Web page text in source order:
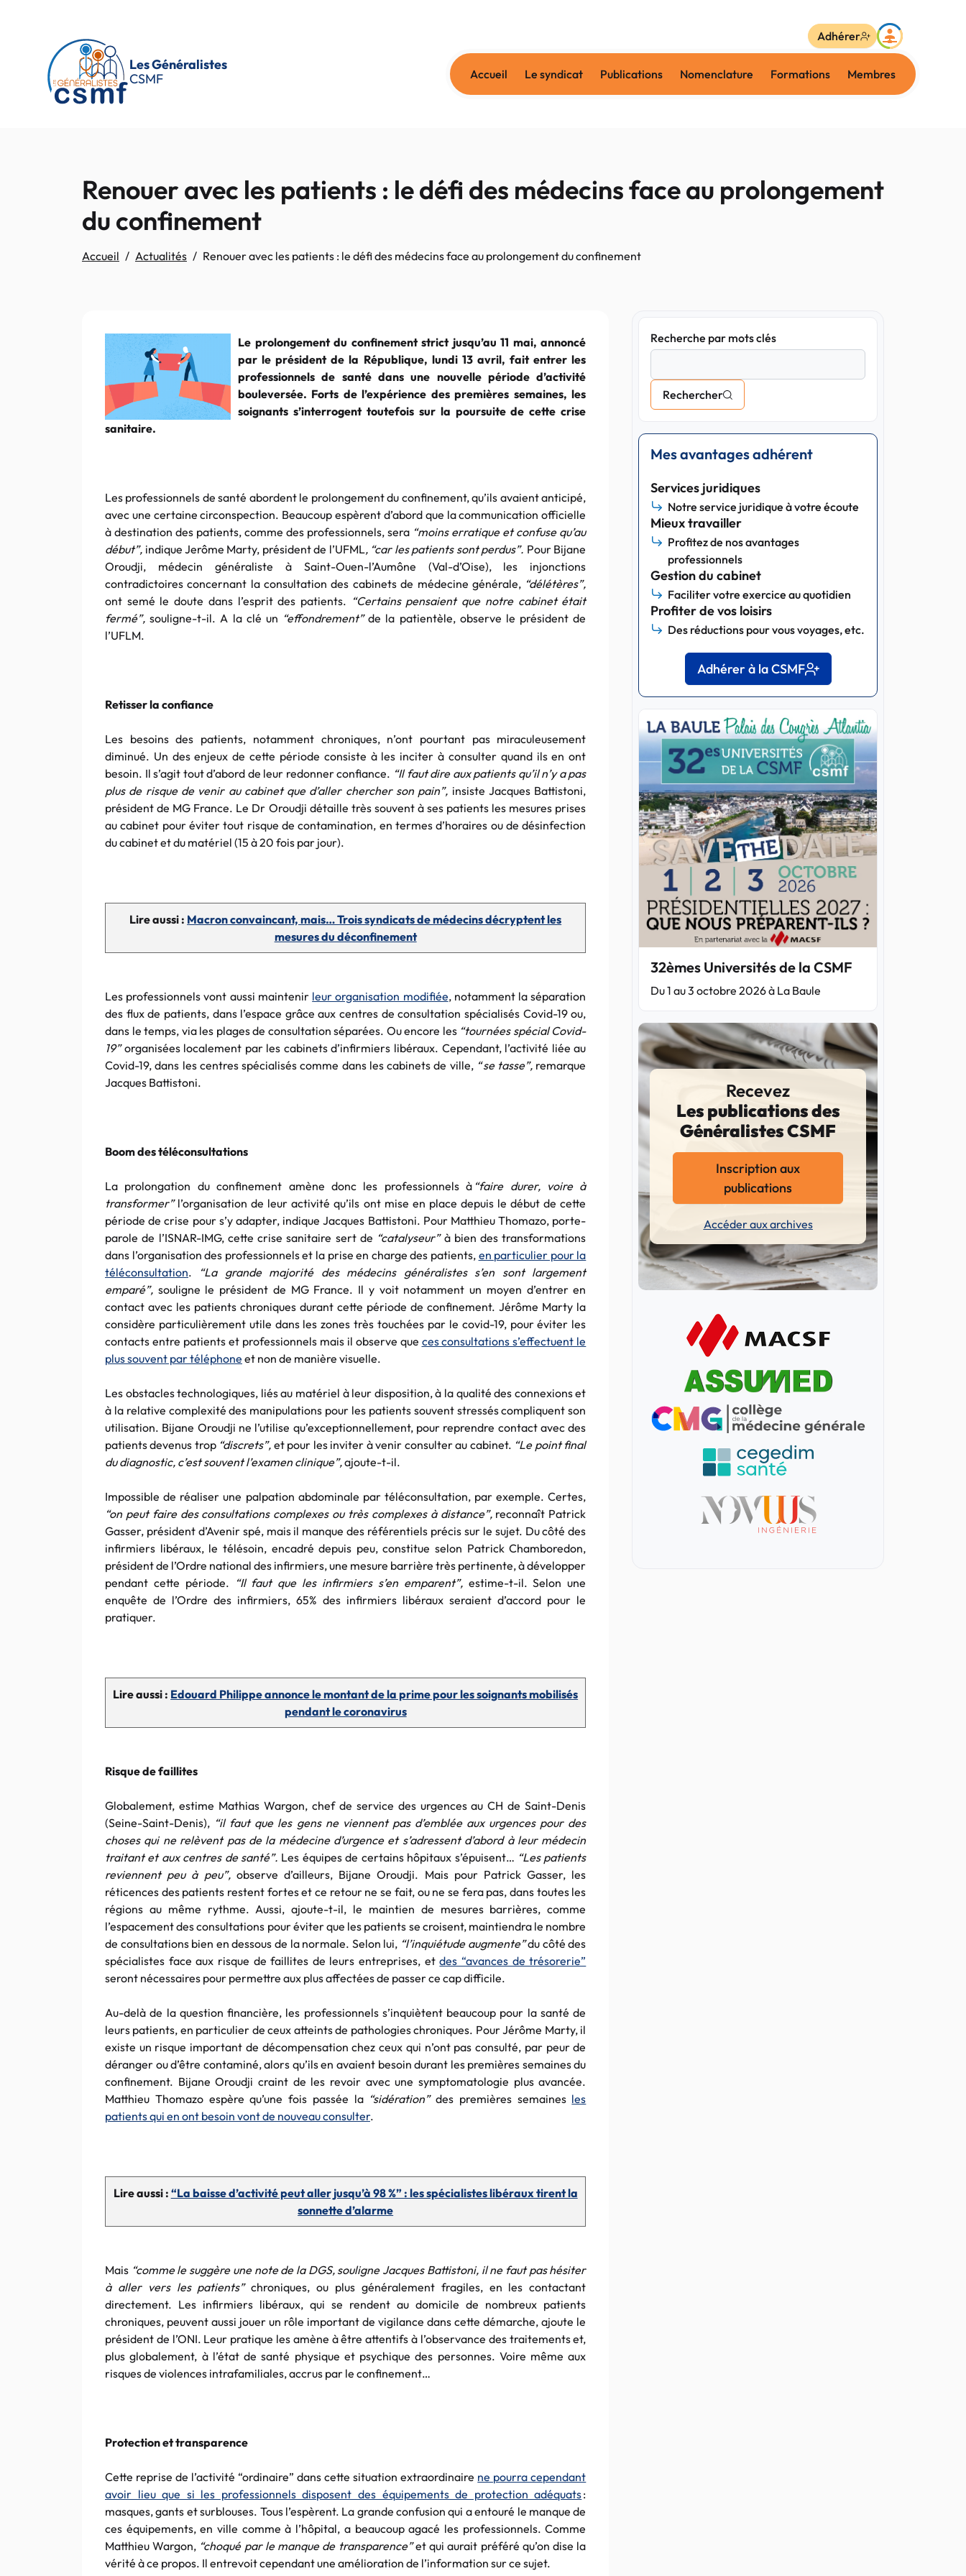
Les Généralistes
CSMF
Accueil Le syndicat Publications Nomenclature Formations Membres
Adhérer
Renouer avec les patients : le défi des médecins face au prolongement
du confinement
Accueil Actualités Renouer avec les patients : le défi des médecins face au prolongement du confinement
Le prolongement du confinement strict jusqu’au 11 mai, annoncé
par le président de la République, lundi 13 avril, fait entrer les
professionnels de santé dans une nouvelle période d’activité
bouleversée. Forts de l’expérience des premières semaines, les
soignants s’interrogent toutefois sur la poursuite de cette crise
sanitaire.
Les professionnels de santé abordent le prolongement du confinement, qu’ils avaient anticipé,
avec une certaine circonspection. Beaucoup espèrent d’abord que la communication officielle
à destination des patients, comme des professionnels, sera “moins erratique et confuse qu’au
début”, indique Jerôme Marty, président de l’UFML, “car les patients sont perdus”. Pour Bijane
Oroudji, médecin généraliste à Saint-Ouen-l’Aumône (Val-d’Oise), les injonctions
contradictoires concernant la consultation des cabinets de médecine générale,“délétères”,
ont semé le doute dans l’esprit des patients. “Certains pensaient que notre cabinet était
fermé”, souligne-t-il. A la clé un “effondrement”de la patientèle, observe le président de
l’UFLM.
Retisser la confiance
Les besoins des patients, notamment chroniques, n’ont pourtant pas miraculeusement
diminué. Un des enjeux de cette période consiste à les inciter à consulter quand ils en ont
besoin. Il s’agit tout d’abord de leur redonner confiance. “Il faut dire aux patients qu’il n’y a pas
plus de risque de venir au cabinet que d’aller chercher son pain”, insiste Jacques Battistoni,
président de MG France. Le Dr Oroudji détaille très souvent à ses patients les mesures prises
au cabinet pour éviter tout risque de contamination, en termes d’horaires ou de désinfection
du cabinet et du matériel (15 à 20 fois par jour).
Lire aussi : Macron convaincant, mais… Trois syndicats de médecins décryptent les
mesures du déconfinement
Les professionnels vont aussi maintenir leur organisation modifiée, notamment la séparation
des flux de patients, dans l’espace grâce aux centres de consultation spécialisés Covid-19 ou,
dans le temps, via les plages de consultation séparées. Ou encore les“tournées spécial Covid-
19”organisées localement par les cabinets d’infirmiers libéraux. Cependant, l’activité liée au
Covid-19, dans les centres spécialisés comme dans les cabinets de ville,“ se tasse”, remarque
Jacques Battistoni.
Boom des téléconsultations
La prolongation du confinement amène donc les professionnels à “faire durer, voire à
transformer”l’organisation de leur activité qu’ils ont mise en place depuis le début de cette
période de crise pour s’y adapter, indique Jacques Battistoni. Pour Matthieu Thomazo, porte-
parole de l’ISNAR-IMG, cette crise sanitaire sert de “catalyseur” à bien des transformations
dans l’organisation des professionnels et la prise en charge des patients, en particulier pour la
téléconsultation.
“La grande majorité des médecins généralistes s’en sont largement
emparé”, souligne le président de MG France. Il y voit notamment un moyen d’entrer en
contact avec les patients chroniques durant cette période de confinement. Jérôme Marty la
considère particulièrement utile dans les zones très touchées par le covid-19, pour éviter les
contacts entre patients et professionnels mais il observe que ces consultations s’effectuent le
plus souvent par téléphone et non de manière visuelle.
Les obstacles technologiques, liés au matériel à leur disposition, à la qualité des connexions et
à la relative complexité des manipulations pour les patients souvent stressés compliquent son
utilisation. Bijane Oroudji ne l’utilise qu’exceptionnellement, pour reprendre contact avec des
patients devenus trop “discrets”, et pour les inviter à venir consulter au cabinet. “Le point final
du diagnostic, c’est souvent l’examen clinique”,ajoute-t-il.
Impossible de réaliser une palpation abdominale par téléconsultation, par exemple. Certes,
“on peut faire des consultations complexes ou très complexes à distance”, reconnaît Patrick
Gasser, président d’Avenir spé, mais il manque des référentiels précis sur le sujet. Du côté des
infirmiers libéraux, le télésoin, encadré depuis peu, constitue selon Patrick Chamboredon,
président de l’Ordre national des infirmiers, une mesure barrière très pertinente, à développer
pendant cette période. “Il faut que les infirmiers s’en emparent”, estime-t-il. Selon une
enquête de l’Ordre des infirmiers, 65% des infirmiers libéraux seraient d’accord pour le
pratiquer.
Lire aussi : Edouard Philippe annonce le montant de la prime pour les soignants mobilisés
pendant le coronavirus
Risque de faillites
Globalement, estime Mathias Wargon, chef de service des urgences au CH de Saint-Denis
(Seine-Saint-Denis), “il faut que les gens ne viennent pas d’emblée aux urgences pour des
choses qui ne relèvent pas de la médecine d’urgence et s’adressent d’abord à leur médecin
traitant et aux centres de santé”. Les équipes de certains hôpitaux s’épuisent… “Les patients
reviennent peu à peu”, observe d’ailleurs, Bijane Oroudji. Mais pour Patrick Gasser, les
réticences des patients restent fortes et ce retour ne se fait, ou ne se fera pas, dans toutes les
régions au même rythme. Aussi, ajoute-t-il, le maintien de mesures barrières, comme
l’espacement des consultations pour éviter que les patients se croisent, maintiendra le nombre
de consultations bien en dessous de la normale. Selon lui, “l’inquiétude augmente”du côté des
spécialistes face aux risque de faillites de leurs entreprises, etdes “avances de trésorerie”
seront nécessaires pour permettre aux plus affectées de passer ce cap difficile.
Au-delà de la question financière, les professionnels s’inquiètent beaucoup pour la santé de
leurs patients, en particulier de ceux atteints de pathologies chroniques. Pour Jérôme Marty, il
existe un risque important de décompensation chez ceux qui n’ont pas consulté, par peur de
déranger ou d’être contaminé, alors qu’ils en avaient besoin durant les premières semaines du
confinement. Bijane Oroudji craint de les revoir avec une symptomatologie plus avancée.
Matthieu Thomazo espère qu’une fois passée la “sidération”des premières semaines les
patients qui en ont besoin vont de nouveau consulter.
Lire aussi : “La baisse d’activité peut aller jusqu’à 98 %” : les spécialistes libéraux tirent la
sonnette d’alarme
Mais “comme le suggère une note de la DGS, souligne Jacques Battistoni, il ne faut pas hésiter
à aller vers les patients”chroniques, ou plus généralement fragiles, en les contactant
directement. Les infirmiers libéraux, qui se rendent au domicile de nombreux patients
chroniques, peuvent aussi jouer un rôle important de vigilance dans cette démarche, ajoute le
président de l’ONI. Leur pratique les amène à être attentifs à l’observance des traitements et,
plus globalement, à l’état de santé physique et psychique des personnes. Voire même aux
risques de violences intrafamiliales, accrus par le confinement…
Protection et transparence
Cette reprise de l’activité “ordinaire” dans cette situation extraordinaire ne pourra cependant
avoir lieu que si les professionnels disposent des équipements de protection adéquats:
masques, gants et surblouses. Tous l’espèrent. La grande confusion qui a entouré le manque de
ces équipements, en ville comme à l’hôpital, a beaucoup agacé les professionnels. Comme
Matthieu Wargon, “choqué par le manque de transparence”et qui aurait préféré qu’on dise la
vérité à ce propos. Il entrevoit cependant une amélioration de l’information sur ce sujet.
Recherche par mots clés
Rechercher
Mes avantages adhérent
Services juridiques
Notre service juridique à votre écoute
Mieux travailler
Profitez de nos avantages
professionnels
Gestion du cabinet
Faciliter votre exercice au quotidien
Profiter de vos loisirs
Des réductions pour vous voyages, etc.
Adhérer à la CSMF
32èmes Universités de la CSMF
Du 1 au 3 octobre 2026 à La Baule
Recevez
Les publications des
Généralistes CSMF
Inscription aux
publications
Accéder aux archives